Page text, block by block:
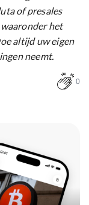
of presales
waaronder het
altijd uw eigen
neemt.
0